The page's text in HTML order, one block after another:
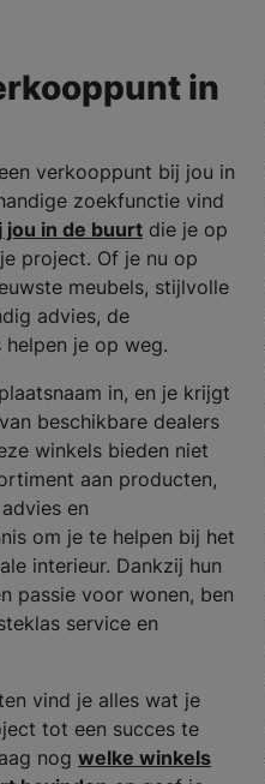
in
verkooppunt bij jou in
zoekfunctie vind
jou in de buurtdie je op
project. Of je nu op
meubels, stijlvolle
advies, de
je op weg.
in, en je krijgt
beschikbare dealers
winkels bieden niet
aan producten,
en
om je te helpen bij het
interieur. Dankzij hun
passie voor wonen, ben
service en
vind je alles wat je
tot een succes te
nog welke winkels